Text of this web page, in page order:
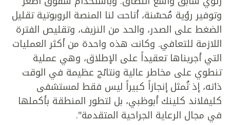
وتوفير رؤية مُحسّنة، أتاحت لنا المنصة الروبوتية تقليل
الضغط على الصدر، والحد من النزيف، وتقليص الفترة
اللازمة للتعافي. وكانت هذه واحدة من أكثر العمليات
التي أجريناها تعقيداً على الإطلاق، وهي عملية
تنطوي على مخاطر عالية ونتائج عظيمة في الوقت
ذاته، إذ تُمثل إنجازاً كبيراً ليس فقط لمستشفى
كليفلاند كلينك أبوظبي، بل لتطور المنطقة بأكملها
في مجال الرعاية الجراحية المتقدمة".